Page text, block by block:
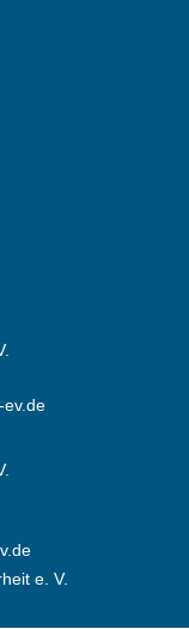
e. V.
ev.de